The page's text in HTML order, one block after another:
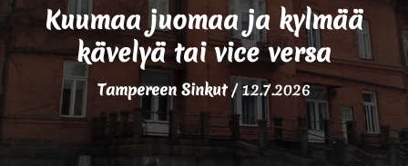
Kuumaa juomaa ja kylmää
kävelyä tai vice versa
Tampereen Sinkut/12.7.2026